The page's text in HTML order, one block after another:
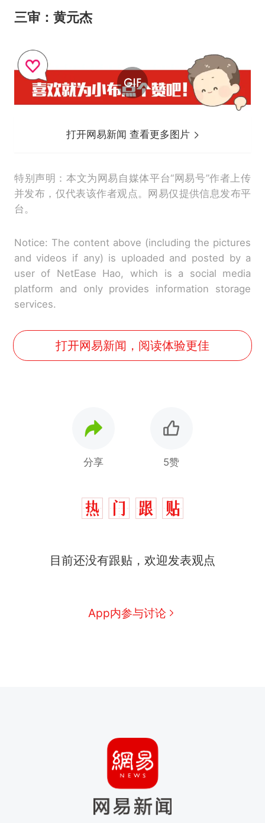
三审： 黄元杰
打开网易新闻 查看更多图片
特别声明：本文为网易自媒体平台“网易号”作者上传
并发布，仅代表该作者观点。网易仅提供信息发布平
台。
Notice: The content above (including the pictures
and videos if any) is uploaded and posted by a
user of NetEase Hao, which is a social media
platform and only provides information storage
services.
打开网易新闻，阅读体验更佳
分享 5赞
目前还没有跟贴，欢迎发表观点
App内参与讨论